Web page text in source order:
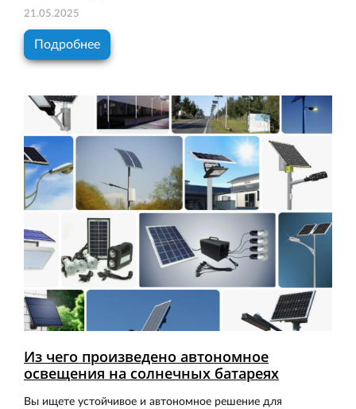
21.05.2025
Подробнее
Из чего произведено автономное
освещения на солнечных батареях
Вы ищете устойчивое и автономное решение для